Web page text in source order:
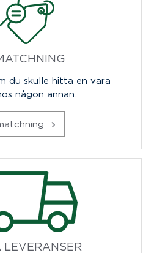
du skulle hitta en vara
någon annan.
LEVERANSER